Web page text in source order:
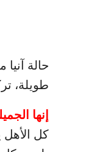
حالة
طويلة،
إنها
كل